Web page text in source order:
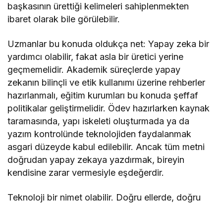
başkasının ürettiği kelimeleri sahiplenmekten
ibaret olarak bile görülebilir.
Uzmanlar bu konuda oldukça net: Yapay zeka bir
yardımcı olabilir, fakat asla bir üretici yerine
geçmemelidir. Akademik süreçlerde yapay
zekanın bilinçli ve etik kullanımı üzerine rehberler
hazırlanmalı, eğitim kurumları bu konuda şeffaf
politikalar geliştirmelidir. Ödev hazırlarken kaynak
taramasında, yapı iskeleti oluşturmada ya da
yazım kontrolünde teknolojiden faydalanmak
asgari düzeyde kabul edilebilir. Ancak tüm metni
doğrudan yapay zekaya yazdırmak, bireyin
kendisine zarar vermesiyle eşdeğerdir.
Teknoloji bir nimet olabilir. Doğru ellerde, doğru